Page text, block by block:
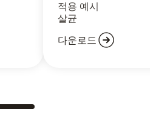
적용 예시
살균
다운로드